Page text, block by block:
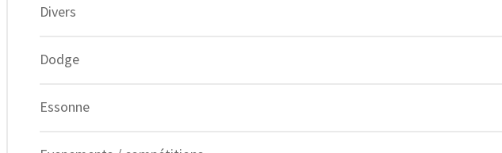
Divers
Dodge
Essonne
Facebook-f